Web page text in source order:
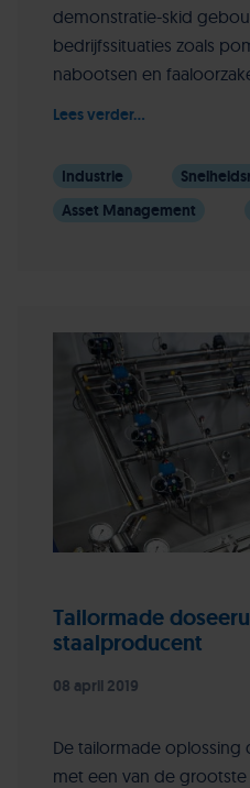
demonstratie-skid
bedrijfssituaties zoals
nabootsen en
Lees verder...
Industrie
Asset Management
Tailormade
staalproducent
08 april 2019
De tailormade oplossing
met een van de